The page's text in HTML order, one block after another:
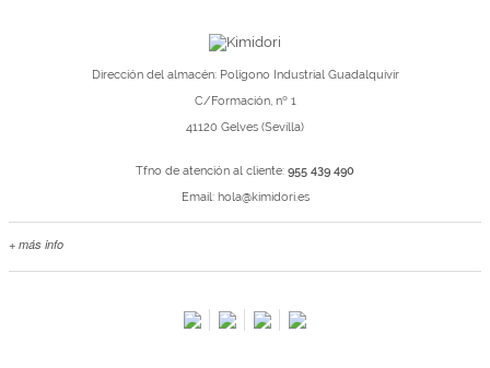
Dirección del almacén: Polígono Industrial Guadalquivir
C/Formación, nº 1
41120 Gelves (Sevilla)
Tfno de atención al cliente: 955 439 490
Email: hola@kimidori.es
+ más info